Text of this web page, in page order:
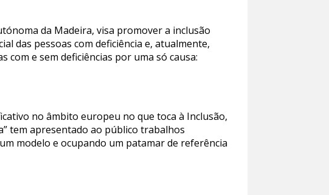
da Madeira, visa promover a inclusão
das pessoas com deficiência e, atualmente,
e sem deficiências por uma só causa:
no âmbito europeu no que toca à Inclusão,
tem apresentado ao público trabalhos
modelo e ocupando um patamar de referência